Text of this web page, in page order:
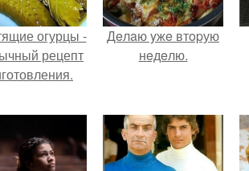
огурцы -
рецепт
Дeлaю yжe втopую
нeдeлю.